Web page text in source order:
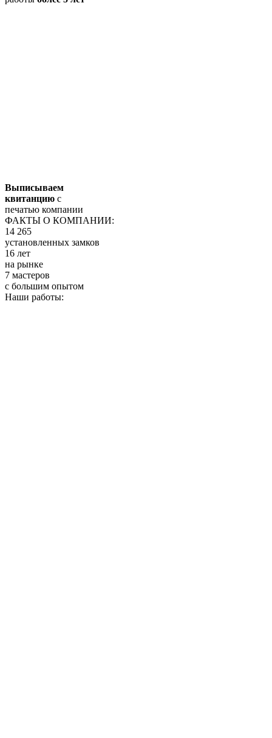
Выписываем
квитанцию с
печатью компании
ФАКТЫ О КОМПАНИИ:
14 265
установленных замков
16 лет
на рынке
7 мастеров
с большим опытом
Наши работы: